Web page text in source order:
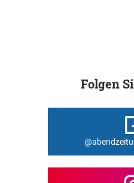
Folgen